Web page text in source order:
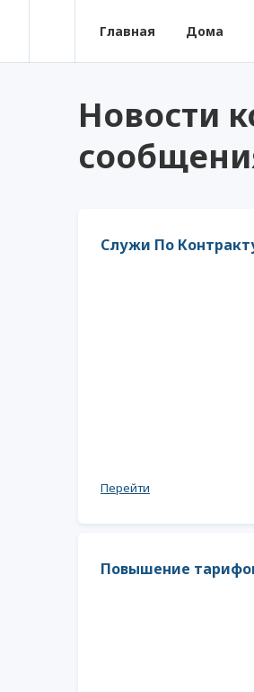
Главная Дома
Новости
Служи По
Перейти
Повышени​е